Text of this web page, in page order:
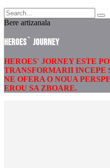
Bere artizanala
Heroes` Journey
HEROES` JORNEY ESTE
TRANSFORMARII INCEPE
NE OFERA O NOUA
EROU SA ZBOARE.